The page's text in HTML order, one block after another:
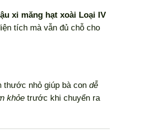
xi măng hạt xoài Loại IV
tích mà vẫn đủ chỗ cho
thước nhỏ giúp bà con dễ
khỏe trước khi chuyển ra